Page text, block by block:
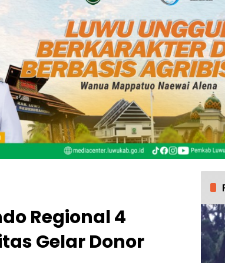
Regional 4
Gelar Donor